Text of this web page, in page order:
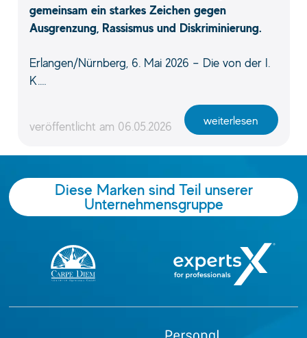
gemeinsam ein starkes Zeichen gegen
Ausgrenzung, Rassismus und Diskriminierung.
Erlangen/Nürnberg, 6. Mai 2026 – Die von der I.
K.…
veröffentlicht am 06.05.2026 weiterlesen
Diese Marken sind Teil unserer
Unternehmensgruppe